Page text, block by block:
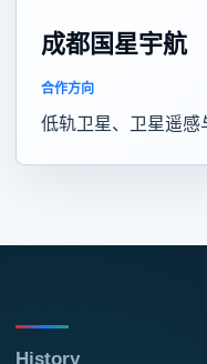
成都国星宇航
合作方向
低轨卫星、卫星遥感
History